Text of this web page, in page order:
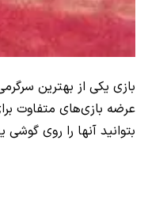
بازی یکی از بهترین
عرضه بازی‌های متفاوت
بتوانید آنها را روی